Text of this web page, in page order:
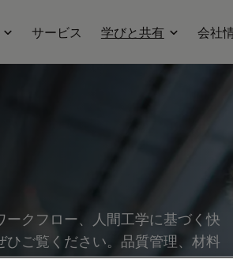
サービス 学びと共有 会社
クフロー、人間工学に基づく快
ご覧ください。品質管理、材料
り上げています。製造工程の精